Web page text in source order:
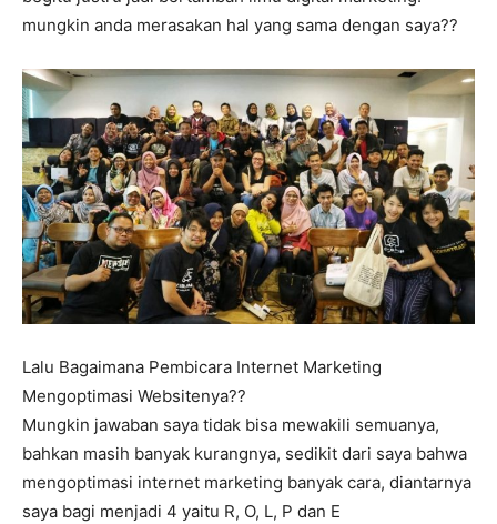
mungkin anda merasakan hal yang sama dengan saya??
Lalu Bagaimana Pembicara Internet Marketing
Mengoptimasi Websitenya??
Mungkin jawaban saya tidak bisa mewakili semuanya,
bahkan masih banyak kurangnya, sedikit dari saya bahwa
mengoptimasi internet marketing banyak cara, diantarnya
saya bagi menjadi 4 yaitu R, O, L, P dan E